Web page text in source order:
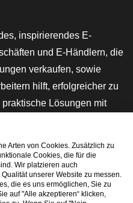
inspirierendes E-
und E-Händlern, die
verkaufen, sowie
hilft, erfolgreicher zu
Lösungen mit
und verfügen über
die Thuiswinkel e-
Arten von Cookies. Zusätzlich zu
Cookies, die für die
Wir platzieren auch
unserer Website zu messen.
die es uns ermöglichen, Sie zu
auf "Alle akzeptieren“ klicken,